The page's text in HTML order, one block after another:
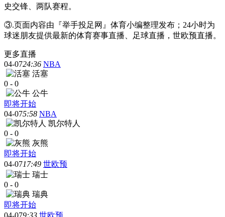
史交锋、两队赛程。
③.页面内容由『举手投足网』体育小编整理发布；24小时为
球迷朋友提供最新的体育赛事直播、足球直播，世欧预直播。
更多直播
04-0724:36 NBA
活塞
0 - 0
公牛
即将开始
04-075:58 NBA
凯尔特人
0 - 0
灰熊
即将开始
04-0717:49 世欧预
瑞士
0 - 0
瑞典
即将开始
04-079:33 世欧预